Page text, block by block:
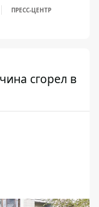
ПРЕСС-ЦЕНТР
сгорел в